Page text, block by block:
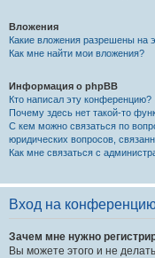
Вложения
Какие вложения разрешены на
Как мне найти мои вложения?
Информация о phpBB
Кто написал эту конференцию?
Почему здесь нет такой-то
С кем можно связаться по
юридических вопросов,
Как мне связаться с
Вход на
Зачем мне нужно
Вы можете этого и не